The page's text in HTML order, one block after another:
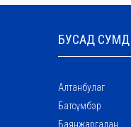
БУСАД СУМД
Алтанбулаг
Батсүмбэр
Баянжаргалан